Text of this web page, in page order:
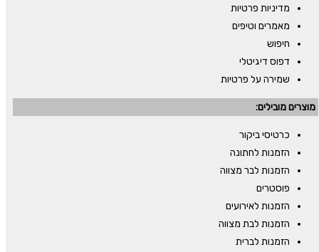
מדיניות פרטיות
מאמרים וטיפים
חיפוש
דפוס דיגיטלי
שמירה על פרטיות
מוצרים מובילים:
כרטיסי ביקור
הזמנות לחתונה
הזמנות לבר מצווה
פוסטרים
הזמנות לאירועים
הזמנות לבת מצווה
הזמנות לברית